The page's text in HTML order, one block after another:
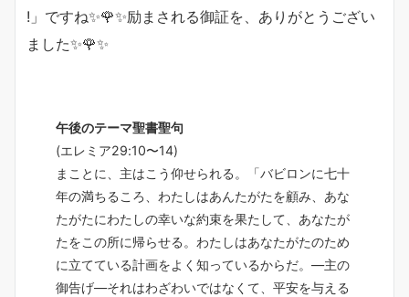
!」ですね✨🌹✨励まされる御証を、ありがとうござい
ました✨🌹✨
午後のテーマ聖書聖句
(エレミア29:10〜14)
まことに、主はこう仰せられる。「バビロンに七十
年の満ちるころ、わたしはあんたがたを顧み、あな
たがたにわたしの幸いな約束を果たして、あなたが
たをこの所に帰らせる。わたしはあなたがたのため
に立てている計画をよく知っているからだ。―主の
御告げ―それはわざわいではなくて、平安を与える